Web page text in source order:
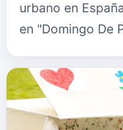
urbano en
en "Domingo De